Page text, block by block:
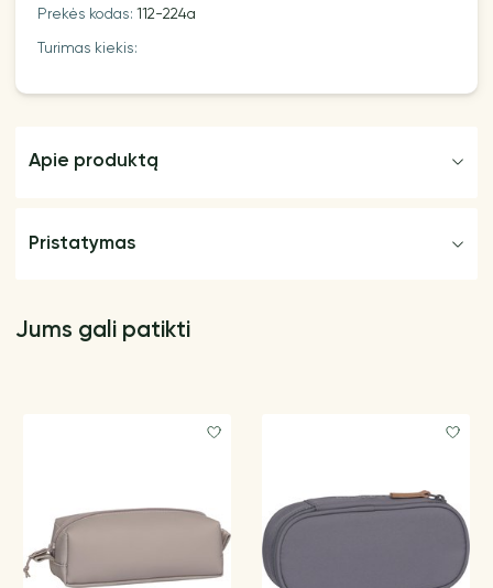
Prekės kodas:112-224a
Turimas kiekis:
Apie produktą
Pristatymas
Jums gali patikti